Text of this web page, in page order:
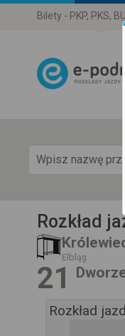
Bilety - PKP, PKS,
Rozkład
Elbląg
21
Rozkład